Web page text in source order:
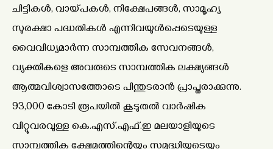
ചിട്ടികൾ, വായ്പകൾ, നിക്ഷേപങ്ങൾ, സാമൂഹ്യ
സുരക്ഷാ പദ്ധതികൾ എന്നിവയുൾപ്പെടെയുള്ള
വൈവിധ്യമാർന്ന സാമ്പത്തിക സേവനങ്ങൾ,
വ്യക്തികളെ അവരുടെ സാമ്പത്തിക ലക്ഷ്യങ്ങൾ
ആത്മവിശ്വാസത്തോടെ പിന്തുടരാൻ പ്രാപ്തരാക്കുന്നു.
93,000 കോടി രൂപയിൽ കൂടുതൽ വാർഷിക
വിറ്റുവരവുള്ള കെ.എസ്.എഫ്.ഇ മലയാളിയുടെ